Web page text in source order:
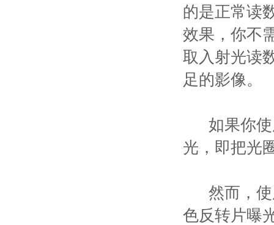
的是正常读
效果，你不
取入射光读
足的影像。
如果你使
光，即把光
然而，使
色反转片曝